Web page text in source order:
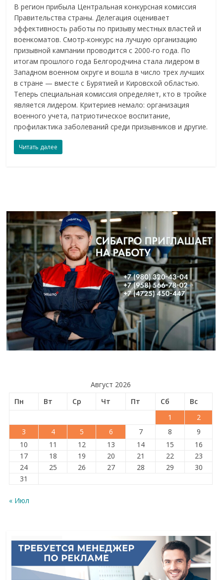
В регион прибыла Центральная конкурсная комиссия
Правительства страны. Делегация оценивает
эффективность работы по призыву местных властей и
военкоматов. Смотр-конкурс на лучшую организацию
призывной кампании проводится с 2000-го года. По
итогам прошлого года Белгородчина стала лидером в
Западном военном округе и вошла в число трех лучших
в стране — вместе с Бурятией и Кировской областью.
Теперь специальная комиссия определяет, кто в тройке
является лидером. Критериев немало: организация
военного учета, патриотическое воспитание,
профилактика заболеваний среди призывников и другие.
Читать далее
Август 2026
Пн
Вт Ср Чт Пт Сб
Вс
1
2
3
4 5 6 7 8
9
10
11 12 13 14 15
16
17
18 19 20 21 22
23
24
25 26 27 28 29
30
31
« Июл